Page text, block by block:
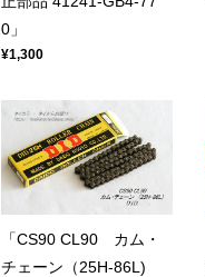
0」
¥1,300
「CS90 CL90 カム・
チェーン（25H-86L)